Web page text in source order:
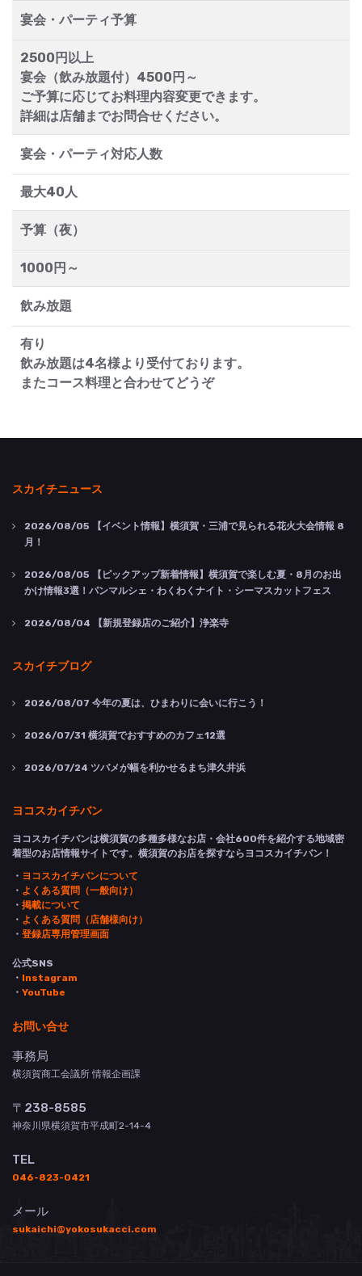
宴会・パーティ予算
2500円以上
宴会（飲み放題付）4500円～
ご予算に応じてお料理内容変更できます。
詳細は店舗までお問合せください。
宴会・パーティ対応人数
最大40人
予算（夜）
1000円～
飲み放題
有り
飲み放題は4名様より受付ております。
またコース料理と合わせてどうぞ
スカイチニュース
2026/08/05 【イベント情報】横須賀・三浦で見られる花火大会情報 8
月！
2026/08/05 【ピックアップ新着情報】横須賀で楽しむ夏・8月のお出
かけ情報3選！パンマルシェ・わくわくナイト・シーマスカットフェス
2026/08/04 【新規登録店のご紹介】浄楽寺
スカイチブログ
2026/08/07 今年の夏は、ひまわりに会いに行こう！
2026/07/31 横須賀でおすすめのカフェ12選
2026/07/24 ツバメが幅を利かせるまち津久井浜
ヨコスカイチバン
ヨコスカイチバンは横須賀の多種多様なお店・会社600件を紹介する地域密
着型のお店情報サイトです。横須賀のお店を探すならヨコスカイチバン！
・ ヨコスカイチバンについて
・ よくある質問（一般向け）
・ 掲載について
・ よくある質問（店舗様向け）
・ 登録店専用管理画面
公式SNS
・ Instagram
・ YouTube
お問い合せ
事務局
横須賀商工会議所 情報企画課
〒238-8585
神奈川県横須賀市平成町2-14-4
TEL
046-823-0421
メール
sukaichi@yokosukacci.com